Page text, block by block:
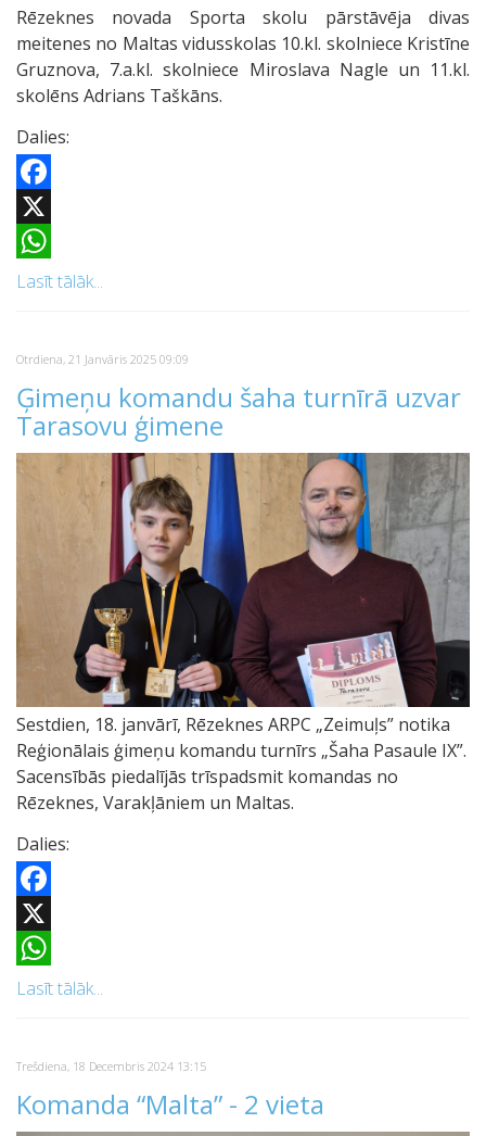
Rēzeknes novada Sporta skolu pārstāvēja divas
meitenes no Maltas vidusskolas 10.kl. skolniece Kristīne
Gruznova, 7.a.kl. skolniece Miroslava Nagle un 11.kl.
skolēns Adrians Taškāns.
Dalies:
Facebook
X
WhatsApp
Lasīt tālāk...
Otrdiena, 21 Janvāris 2025 09:09
Ģimeņu komandu šaha turnīrā uzvar
Tarasovu ģimene
Sestdien, 18. janvārī, Rēzeknes ARPC „Zeimuļs” notika
Reģionālais ģimeņu komandu turnīrs „Šaha Pasaule IX”.
Sacensībās piedalījās trīspadsmit komandas no
Rēzeknes, Varakļāniem un Maltas.
Dalies:
Facebook
X
WhatsApp
Lasīt tālāk...
Trešdiena, 18 Decembris 2024 13:15
Komanda “Malta” - 2 vieta